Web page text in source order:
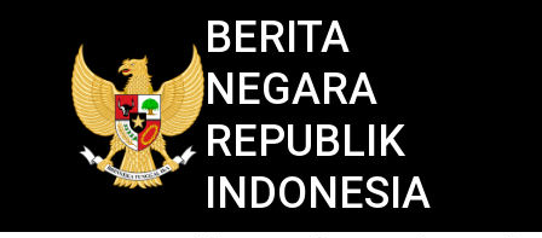
BERITA
NEGARA
REPUBLIK
INDONESIA